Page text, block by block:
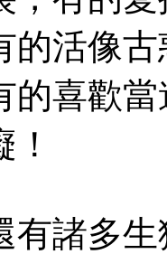
的活像
的喜歡
有諸多